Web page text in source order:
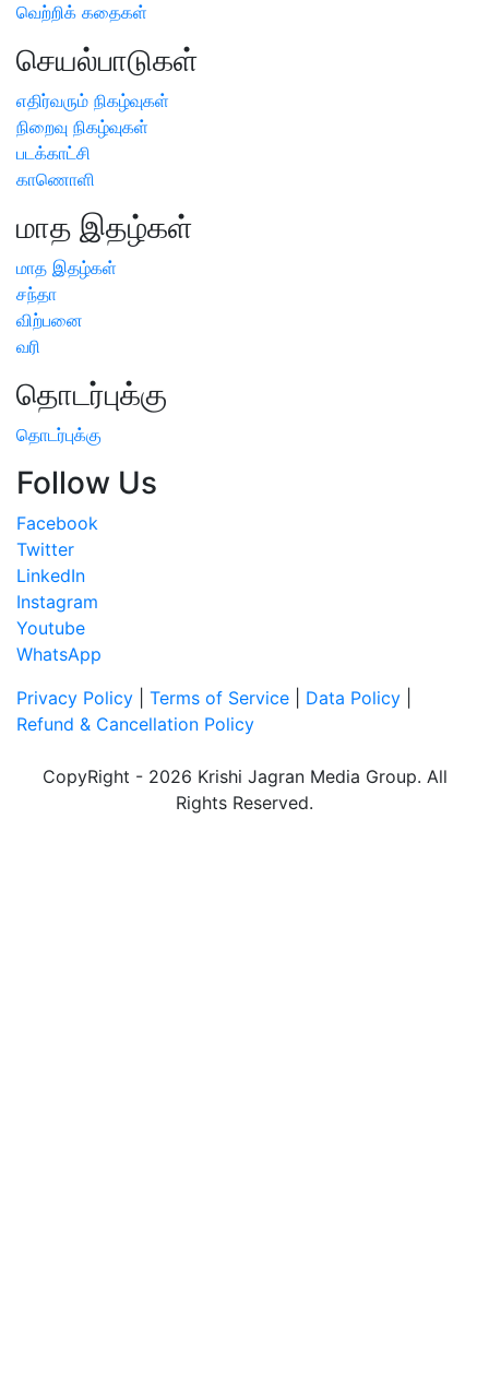
வெற்றிக் கதைகள்
செயல்பாடுகள்
எதிர்வரும் நிகழ்வுகள்
நிறைவு நிகழ்வுகள்
படக்காட்சி
காணொளி
மாத இதழ்கள்
மாத இதழ்கள்
சந்தா
விற்பனை
வரி
தொடர்புக்கு
தொடர்புக்கு
Follow Us
Facebook
Twitter
LinkedIn
Instagram
Youtube
WhatsApp
Privacy Policy
Terms of Service Data Policy
Refund & Cancellation Policy
CopyRight - 2026 Krishi Jagran Media Group. All
Rights Reserved.